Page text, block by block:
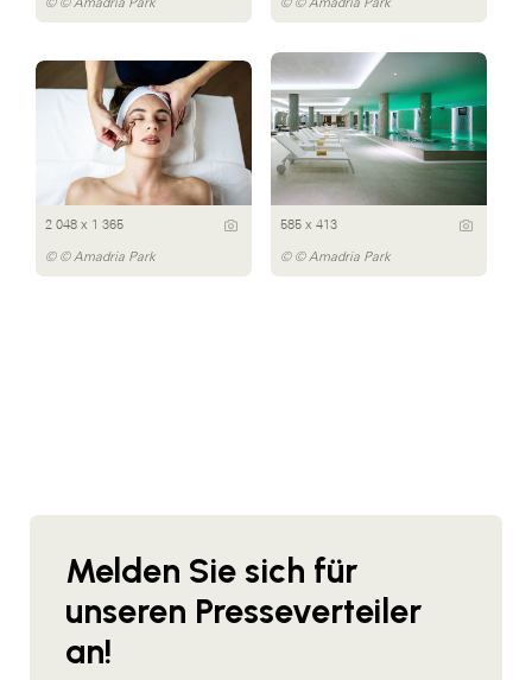
2 048 x 1 365
© © Amadria Park
585 x 413
© © Amadria Park
Melden Sie sich für
unseren Presseverteiler
an!